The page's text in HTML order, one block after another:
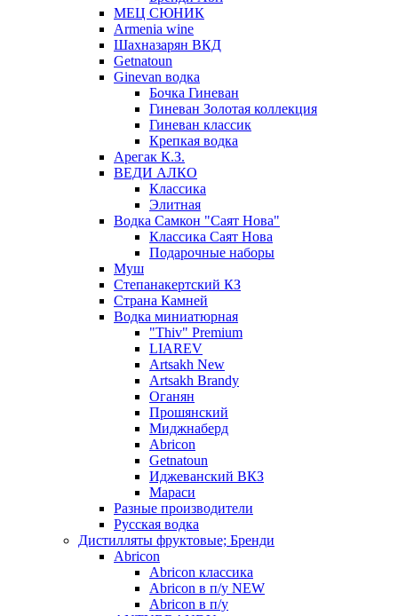
МЕЦ СЮНИК
Armenia wine
Шахназарян ВКД
Getnatoun
Ginevan водка
Бочка Гиневан
Гиневан Золотая коллекция
Гиневан классик
Крепкая водка
Арегак К.З.
ВЕДИ АЛКО
Классика
Элитная
Водка Самкон "Саят Нова"
Классика Саят Нова
Подарочные наборы
Муш
Степанакертский КЗ
Страна Камней
Водка миниатюрная
"Thiv" Premium
LIAREV
Artsakh New
Artsakh Brandy
Оганян
Прошянский
Миджнаберд
Abricon
Getnatoun
Иджеванский ВКЗ
Мараси
Разные производители
Русская водка
Дистилляты фруктовые; Бренди
Abricon
Abricon классика
Abricon в п/у NEW
Abricon в п/у